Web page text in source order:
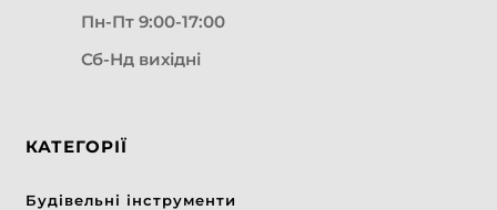
Пн-Пт 9:00-17:00
Сб-Нд вихідні
КАТЕГОРІЇ
Будівельні інструменти